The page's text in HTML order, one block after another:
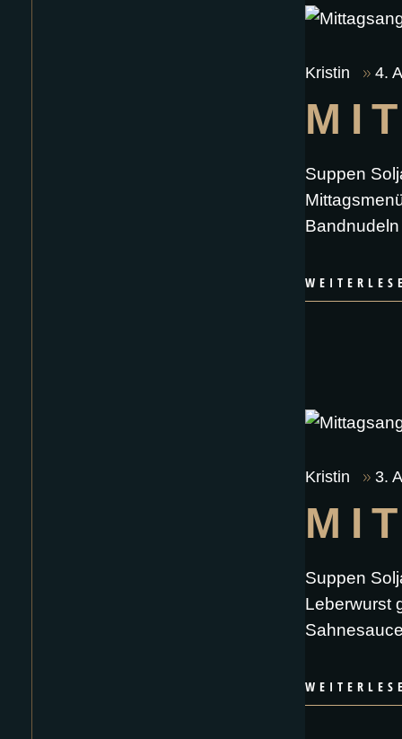
Kristin 4.
Suppen
Kristin 3.
Suppen
Leberwurst